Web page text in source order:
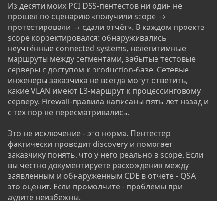
Из десяти моих PCI DSS-пентестов ни один не
прошёл по сценарию «получили scope →
протестировали → сдали отчёт». В каждом проекте
scope корректировался: обнаруживались
неучтённые connected systems, нелегитимные
маршруты между сегментами, забытые тестовые
серверы с доступом к production-базе. Сетевые
инженеры заказчика не всегда могут ответить,
какие VLAN имеют L3-маршрут к процессинговому
серверу. Firewall-правила написаны пять лет назад и
с тех пор не пересматривались.
Это не исключение - это норма. Пентестер
фактически проводит discovery и помогает
заказчику понять, что у него реально в scope. Если
вы честно документируете расхождения между
заявленным и обнаруженным CDE в отчёте - QSA
это оценит. Если промолчите - проблемы при
аудите неизбежны.